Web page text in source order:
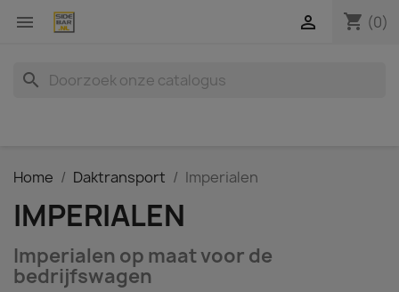
 shopping_cart (0)

search
Home Daktransport Imperialen
IMPERIALEN
Imperialen op maat voor de
bedrijfswagen